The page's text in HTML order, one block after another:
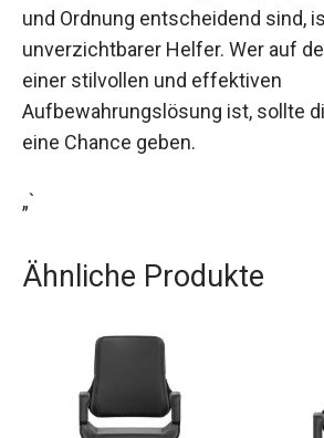
und Ordnung entscheidend sind,
unverzichtbarer Helfer. Wer auf
einer stilvollen und effektiven
Aufbewahrungslösung ist, sollte
eine Chance geben.
„`
Ähnliche Produkte